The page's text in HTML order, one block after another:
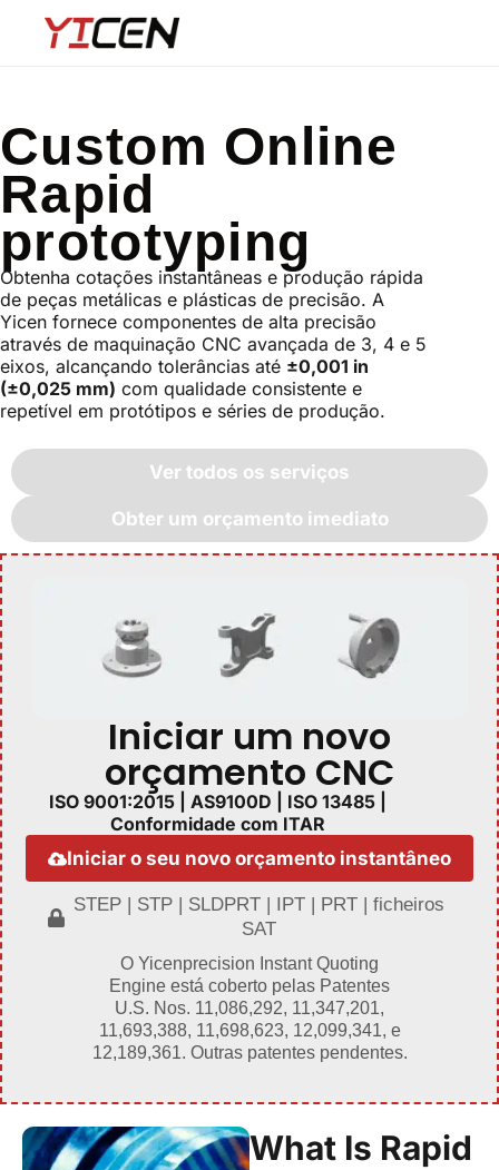
Custom Online
Rapid
prototyping
Obtenha cotações instantâneas e produção rápida
de peças metálicas e plásticas de precisão. A
Yicen fornece componentes de alta precisão
através de maquinação CNC avançada de 3, 4 e 5
eixos, alcançando tolerâncias até ±0,001 in
(±0,025 mm) com qualidade consistente e
repetível em protótipos e séries de produção.
Ver todos os serviços
Obter um orçamento imediato
Iniciar um novo
orçamento CNC
ISO 9001:2015 | AS9100D | ISO 13485 |
Conformidade com ITAR
Iniciar o seu novo orçamento instantâneo
STEP | STP | SLDPRT | IPT | PRT | ficheiros
SAT
O Yicenprecision Instant Quoting
Engine está coberto pelas Patentes
U.S. Nos. 11,086,292, 11,347,201,
11,693,388, 11,698,623, 12,099,341, e
12,189,361. Outras patentes pendentes.
What Is Rapid